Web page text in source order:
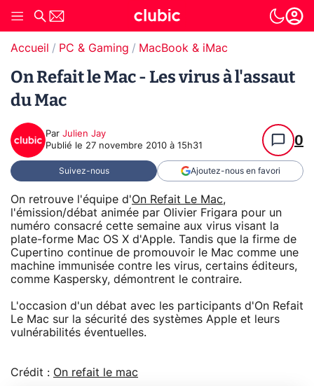
Accueil PC & Gaming MacBook & iMac
On Refait le Mac - Les virus à l'assaut
du Mac
Par Julien Jay
Publié le 27 novembre 2010 à 15h31 0
Suivez-nous Ajoutez-nous en favori
On retrouve l'équipe d'On Refait Le Mac,
l'émission/débat animée par Olivier Frigara pour un
numéro consacré cette semaine aux virus visant la
plate-forme Mac OS X d'Apple. Tandis que la firme de
Cupertino continue de promouvoir le Mac comme une
machine immunisée contre les virus, certains éditeurs,
comme Kaspersky, démontrent le contraire.
L'occasion d'un débat avec les participants d'On Refait
Le Mac sur la sécurité des systèmes Apple et leurs
vulnérabilités éventuelles.
Crédit : On refait le mac